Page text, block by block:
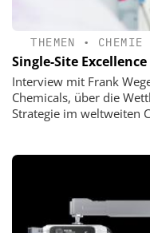
THEMEN • CHEMIE
Single-Site Excellence
Interview mit Frank
Chemicals, über die
Strategie im weltweiten